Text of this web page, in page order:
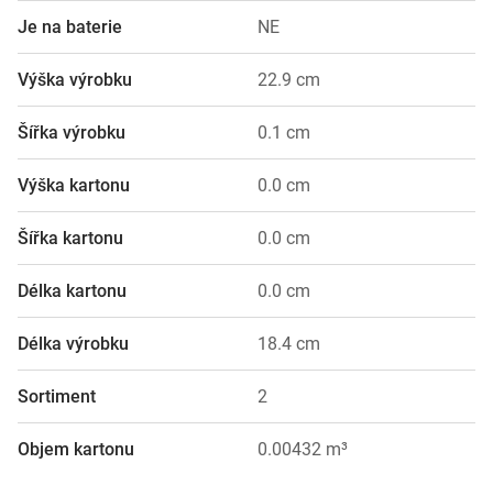
Je na baterie NE
Výška výrobku 22.9 cm
Šířka výrobku 0.1 cm
Výška kartonu 0.0 cm
Šířka kartonu 0.0 cm
Délka kartonu 0.0 cm
Délka výrobku 18.4 cm
Sortiment 2
Objem kartonu 0.00432 m³